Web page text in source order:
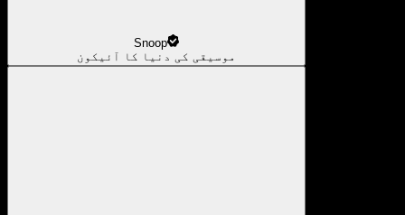
Snoop
موسیقی کی دنیا کا آئیکون